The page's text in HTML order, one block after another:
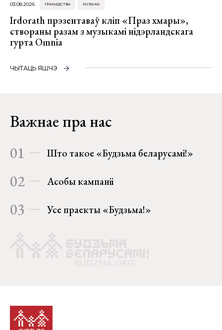
03.08.2026 ГРАМАДСТВА МУЗЫКА
Irdorath прэзентаваў кліп «Праз хмары»,
створаны разам з музыкамі нідэрландскага
гурта Omnia
ЧЫТАЦЬ ЯШЧЭ
Важнае пра нас
01 Што такое «Будзьма беларусамі!»
02 Асобы кампаніі
03 Усе праекты «Будзьма!»